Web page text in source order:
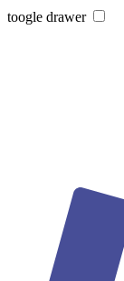
toogle drawer